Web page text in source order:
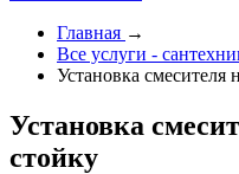
Главная →
Все услуги -
Установка смесителя
Установка
стойку